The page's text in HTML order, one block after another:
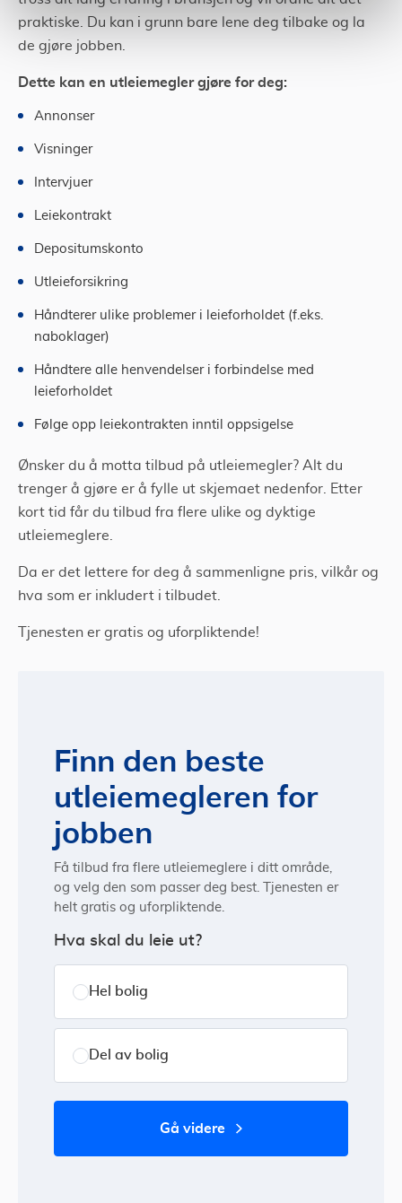
praktiske. Du kan i grunn bare lene deg tilbake og la
de gjøre jobben.
Dette kan en utleiemegler gjøre for deg:
Annonser
Visninger
Intervjuer
Leiekontrakt
Depositumskonto
Utleieforsikring
Håndterer ulike problemer i leieforholdet (f.eks.
naboklager)
Håndtere alle henvendelser i forbindelse med
leieforholdet
Følge opp leiekontrakten inntil oppsigelse
Ønsker du å motta tilbud på utleiemegler? Alt du
trenger å gjøre er å fylle ut skjemaet nedenfor. Etter
kort tid får du tilbud fra flere ulike og dyktige
utleiemeglere.
Da er det lettere for deg å sammenligne pris, vilkår og
hva som er inkludert i tilbudet.
Tjenesten er gratis og uforpliktende!
Finn den beste
utleiemegleren for
jobben
Få tilbud fra flere utleiemeglere i ditt område,
og velg den som passer deg best. Tjenesten er
helt gratis og uforpliktende.
Hva skal du leie ut?
Hel bolig
Del av bolig
gå videre